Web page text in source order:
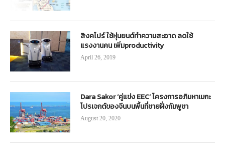
สิงคโปร์ ใช้หุ่นยนต์ทำความสะอาด ลดใช้
แรงงานคน เพิ่มproductivity
April 26, 2019
Dara Sakor ‘คู่แข่ง EEC’ โครงการอภิมหาเมกะ
โปรเจกต์ของจีนบนพื้นที่ชายฝั่งกัมพูชา
August 20, 2020